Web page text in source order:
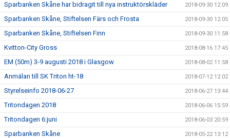
Sparbanken Skåne har bidragit till nya instruktörskläder 2018-09-30 12:09
Sparbanken Skåne, Stiftelsen Färs och Frosta 2018-09-30 12:05
Sparbanken Skåne, Stiftelsen Finn 2018-09-30 11:58
Kvitton-City Gross 2018-08-16 17:45
EM (50m) 3-9 augusti 2018 i Glasgow 2018-08-02 11:58
Anmälan till SK Triton ht-18 2018-07-12 12:02
Styrelseinfo 2018-06-27 2018-06-27 13:44
Tritondagen 2018 2018-06-06 15:59
Tritondagen 6:juni 2018-06-03 20:59
Sparbanken Skåne 2018-05-22 13:12